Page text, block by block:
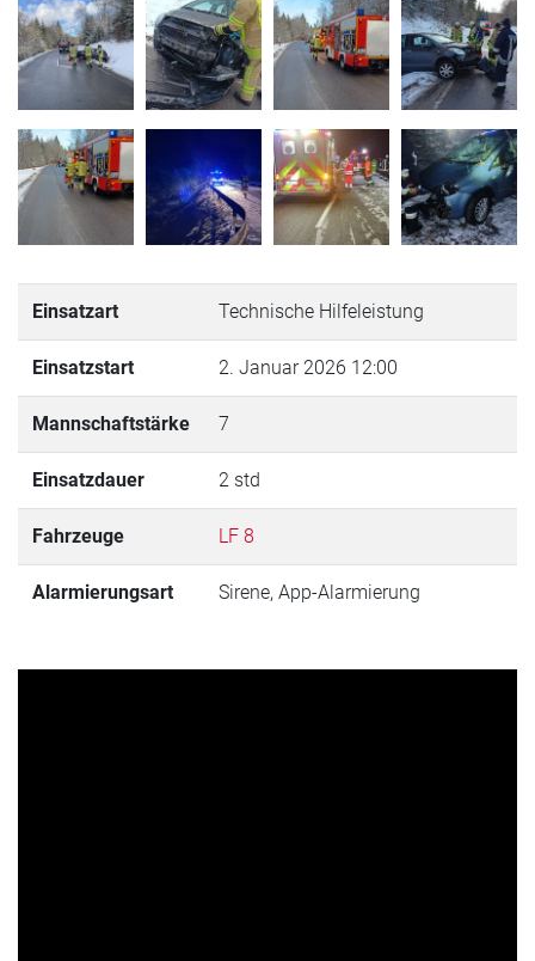
Einsatzart Technische Hilfeleistung
Einsatzstart 2. Januar 2026 12:00
Mannschaftstärke 7
Einsatzdauer 2 std
Fahrzeuge LF 8
Alarmierungsart Sirene, App-Alarmierung